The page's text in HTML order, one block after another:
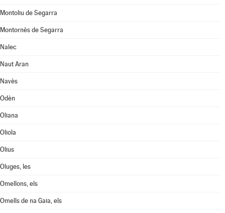
Montoliu de Segarra
Montornès de Segarra
Nalec
Naut Aran
Navès
Odèn
Oliana
Oliola
Olius
Oluges, les
Omellons, els
Omells de na Gaia, els